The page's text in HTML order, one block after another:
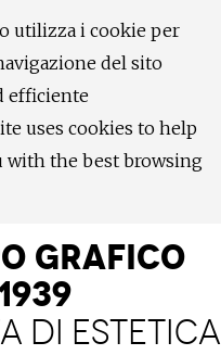
utilizza i cookie per
del sito
efficiente
uses cookies to help
with the best browsing
GRAFICO
DI ESTETICA